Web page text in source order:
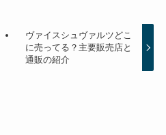
ヴァイスシュヴァルツどこ
に売ってる？主要販売店と
通販の紹介